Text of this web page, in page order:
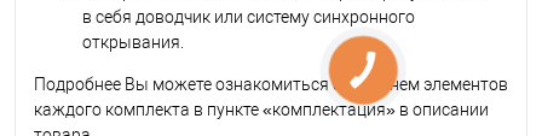
в себя доводчик или систему синхронного
открывания.
Подробнее Вы можете ознакомиться с перечнем элементов
каждого комплекта в пункте «комплектация» в описании